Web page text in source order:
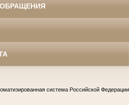
система Российской